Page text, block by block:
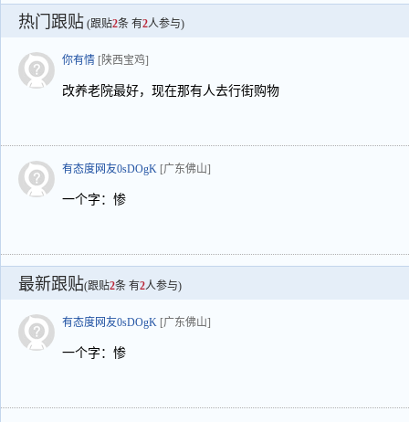
热门跟贴 (跟贴2条 有2人参与)
你有情 [陕西宝鸡]
改养老院最好，现在那有人去行街购物
有态度网友0sDOgK [广东佛山]
一个字：惨
最新跟贴(跟贴2条 有2人参与)
有态度网友0sDOgK [广东佛山]
一个字：惨